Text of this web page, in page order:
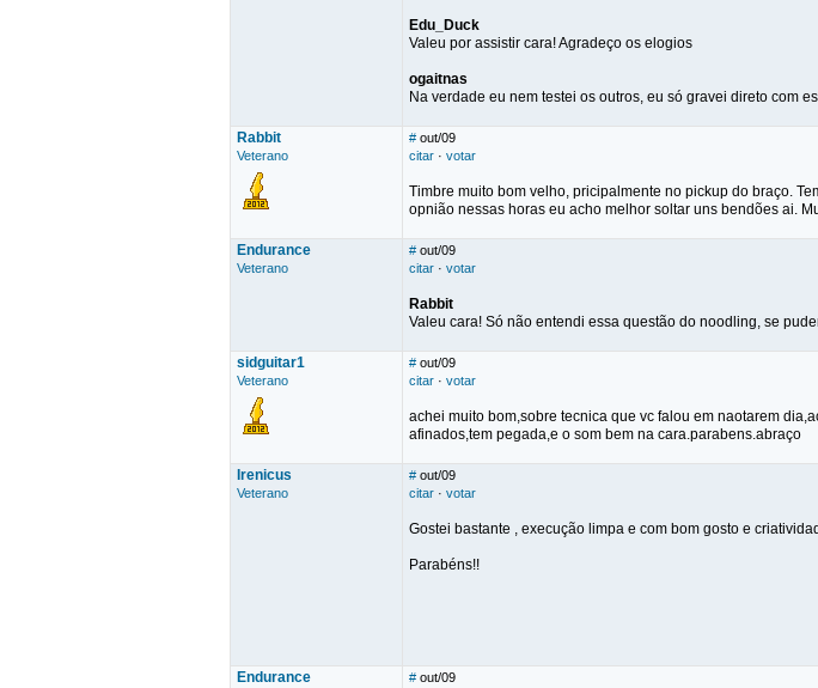
Edu_Duck
Valeu por assistir cara! Agradeço os elogios
ogaitnas
Na verdade eu nem testei os outros, eu só gravei direto com
Rabbit
Veterano
# out/09
citar · votar
Timbre muito bom velho, pricipalmente no pickup do braço.
opnião nessas horas eu acho melhor soltar uns bendões ai.
Endurance
Veterano
# out/09
citar · votar
Rabbit
Valeu cara! Só não entendi essa questão do noodling, se
sidguitar1
Veterano
# out/09
citar · votar
achei muito bom,sobre tecnica que vc falou em naotarem
afinados,tem pegada,e o som bem na cara.parabens.abraço
Irenicus
Veterano
# out/09
citar · votar
Gostei bastante , execução limpa e com bom gosto e
Parabéns!!
Endurance # out/09